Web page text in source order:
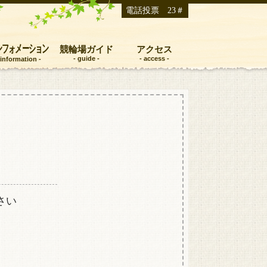
電話投票 23＃
ォメーション 競輪場ガイド アクセス
い